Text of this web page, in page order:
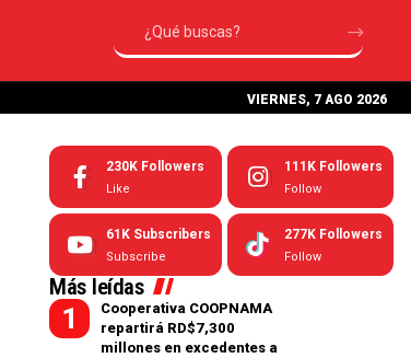
VIERNES, 7 AGO 2026
230K Followers
Like
111K Followers
Follow
61K Subscribers
Subscribe
277K Followers
Follow
Más leídas
Cooperativa COOPNAMA
repartirá RD$7,300
millones en excedentes a